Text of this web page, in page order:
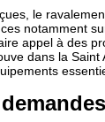
le
notamment
appel à des
dans la